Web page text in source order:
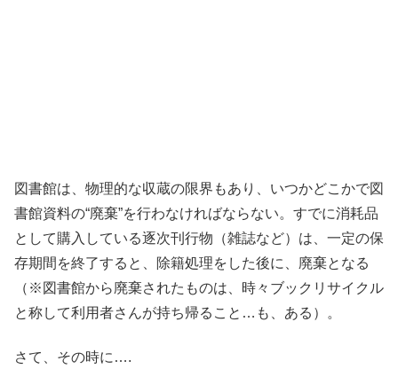
図書館は、物理的な収蔵の限界もあり、いつかどこかで図
書館資料の“廃棄”を行わなければならない。すでに消耗品
として購入している逐次刊行物（雑誌など）は、一定の保
存期間を終了すると、除籍処理をした後に、廃棄となる
（※図書館から廃棄されたものは、時々ブックリサイクル
と称して利用者さんが持ち帰ること…も、ある）。
さて、その時に….